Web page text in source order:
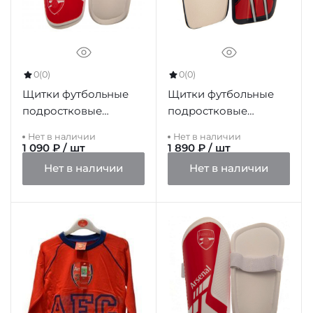
0(0)
Щитки футбольные
подростковые
Youths SP, 10-12 лет
Нет в наличии
1 090 ₽ / шт
Нет в наличии
0(0)
Щитки футбольные
подростковые
Youths DT, 10-12 лет
Нет в наличии
1 890 ₽ / шт
Нет в наличии